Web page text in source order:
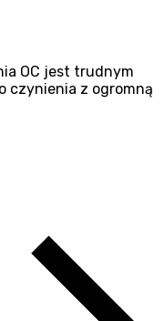
OC jest trudnym
czynienia z ogromną